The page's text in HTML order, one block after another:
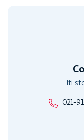
activitati in afara celor
nu raspunde pentru
care aceste este
Iti
021-